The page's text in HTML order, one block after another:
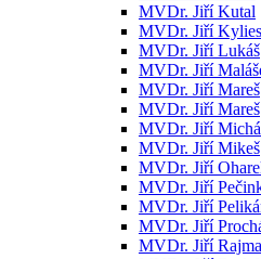
MVDr. Jiří Kutal
MVDr. Jiří Kylies
MVDr. Jiří Lukáš
MVDr. Jiří
MVDr. Jiří Mareš
MVDr. Jiří Mareš
MVDr. Jiří
MVDr. Jiří Mikeš
MVDr. Jiří
MVDr. Jiří
MVDr. Jiří
MVDr. Jiří
MVDr. Jiří